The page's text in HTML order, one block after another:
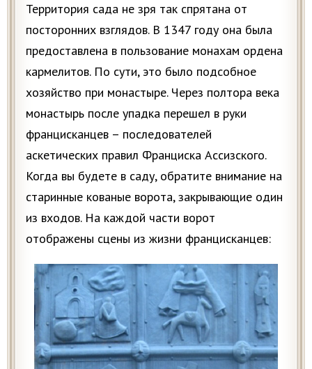
Территория сада не зря так спрятана от
посторонних взглядов. В 1347 году она была
предоставлена в пользование монахам ордена
кармелитов. По сути, это было подсобное
хозяйство при монастыре. Через полтора века
монастырь после упадка перешел в руки
францисканцев – последователей
аскетических правил Франциска Ассизского.
Когда вы будете в саду, обратите внимание на
старинные кованые ворота, закрывающие один
из входов. На каждой части ворот
отображены сцены из жизни францисканцев: